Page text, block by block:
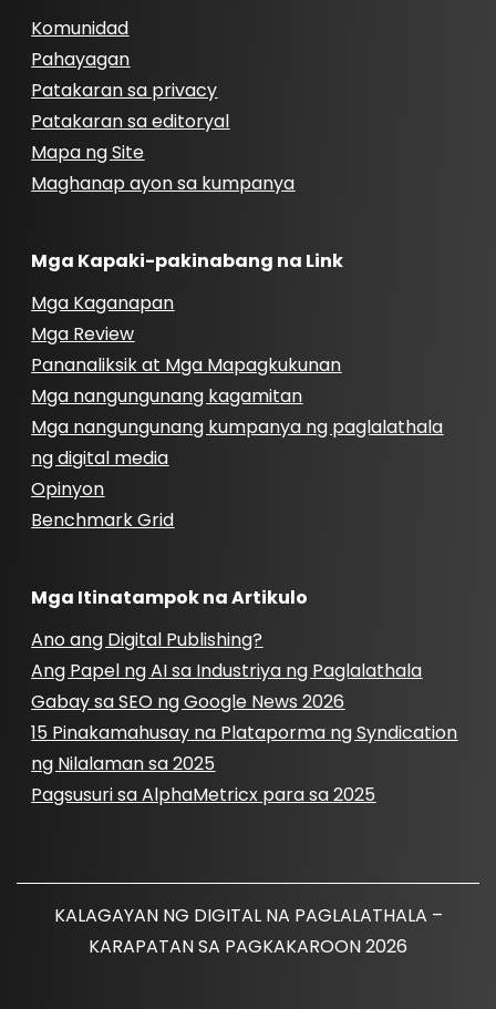
Komunidad
Pahayagan
Patakaran sa privacy
Patakaran sa editoryal
Mapa ng Site
Maghanap ayon sa kumpanya
Mga Kapaki-pakinabang na Link
Mga Kaganapan
Mga Review
Pananaliksik at Mga Mapagkukunan
Mga nangungunang kagamitan
Mga nangungunang kumpanya ng paglalathala
ng digital media
Opinyon
Benchmark Grid
Mga Itinatampok na Artikulo
Ano ang Digital Publishing?
Ang Papel ng AI sa Industriya ng Paglalathala
Gabay sa SEO ng Google News 2026
15 Pinakamahusay na Plataporma ng Syndication
ng Nilalaman sa 2025
Pagsusuri sa AlphaMetricx para sa 2025
KALAGAYAN NG DIGITAL NA PAGLALATHALA –
KARAPATAN SA PAGKAKAROON 2026